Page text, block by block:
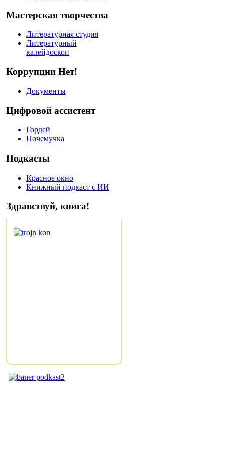
Мастерская творчества
Литературная студия
Литературный
калейдоскоп
Коррупции Нет!
Документы
Цифровой ассистент
Гордей
Почемучка
Подкасты
Красное окно
Книжный подкаст с ИИ
Здравствуй, книга!